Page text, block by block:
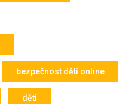
bezpečnost dětí online
děti